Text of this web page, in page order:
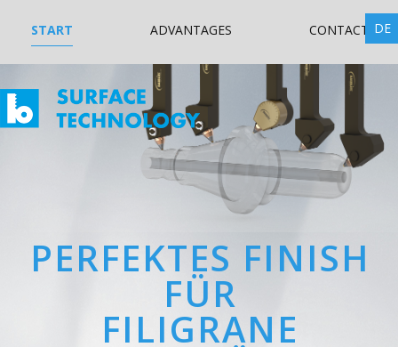
Skip
START ADVANTAGES CONTACT DE
PERFEKTES FINISH
FÜR
FILIGRANE